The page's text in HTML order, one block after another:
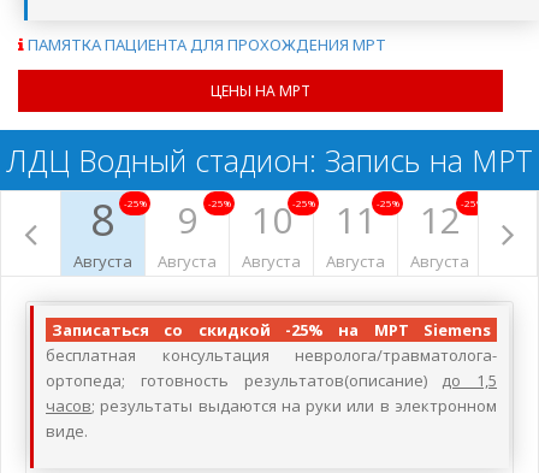
ПАМЯТКА ПАЦИЕНТА ДЛЯ ПРОХОЖДЕНИЯ МРТ
ЦЕНЫ НА МРТ
ЛДЦ Водный стадион: Запись на МРТ
8
Августа
-25% 9
Августа
-25% 10
Августа
-25% 11
Августа
-25% 12
Августа
-25%
Записаться со скидкой -25% на МРТ Siemens
бесплатная консультация невролога/травматолога-
ортопеда; готовность результатов(описание) до 1,5
часов; результаты выдаются на руки или в электронном
виде.